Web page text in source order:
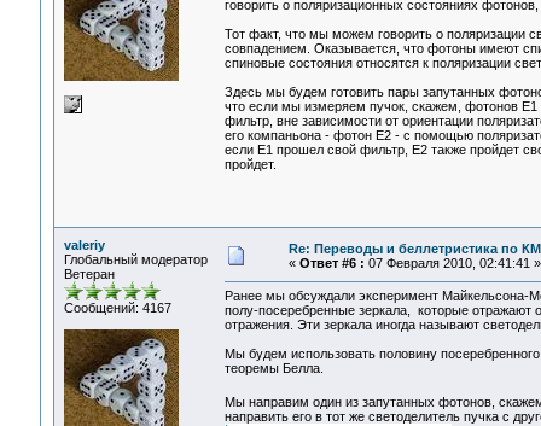
говорить о поляризационных состояниях
Тот факт, что мы можем говорить о поляризации
совпадением. Оказывается, что фотоны имеют
спиновые состояния относятся к поляризации
Здесь мы будем готовить пары запутанных
что если мы измеряем пучок, скажем, фотонов
фильтр, вне зависимости от ориентации
его компаньона - фотон E2 - с помощью
если E1 прошел свой фильтр, E2 также пройдет
пройдет.
valeriy
Глобальный модератор
Ветеран
Сообщений: 4167
Re: Переводы и беллетристика по КМ
« Ответ #6 : 07 Февраля 2010, 02:41:41 »
Ранее мы обсуждали эксперимент Майкельсона-
полу-посеребренные зеркала, которые отражают
отражения. Эти зеркала иногда называют
Мы будем использовать половину
теоремы Белла.
Мы направим один из запутанных фотонов,
направить его в тот же светоделитель пучка с